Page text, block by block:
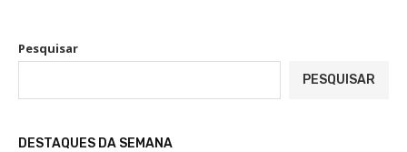
Pesquisar
PESQUISAR
DESTAQUES DA SEMANA